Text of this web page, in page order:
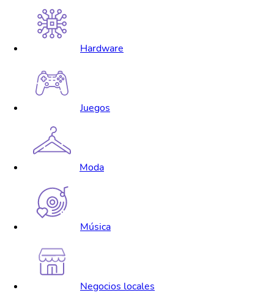
Hardware
Juegos
Moda
Música
Negocios locales